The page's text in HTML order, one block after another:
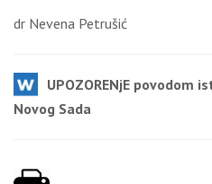
dr Nevena Petrušić
UPOZORENjE povodom
Novog Sada